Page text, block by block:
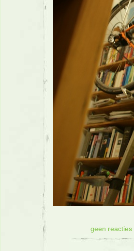
geen reacties